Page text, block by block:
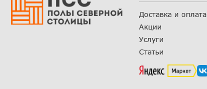
Доставка и оплата
Акции
Услуги
Статьи